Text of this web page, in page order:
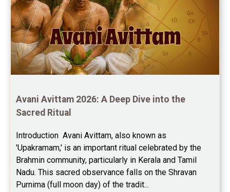
Stock Market Predictions Reviews
Free Wealth Horoscope Reviews
Free Marriage Horoscope Reviews
Free Star Horoscope Reviews
Baby Names Reviews
Free Chinese Compatibility Reviews
Free Feng Shui Reviews
Free Panchanga Predictions Reviews
Avani Avittam 2026: A Deep Dive into the
Sacred Ritual
Introduction  Avani Avittam, also known as
'Upakramam,' is an important ritual celebrated by the
Brahmin community, particularly in Kerala and Tamil
Nadu. This sacred observance falls on the Shravan
Purnima (full moon day) of the tradit...